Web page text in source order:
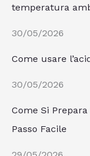
temperatura
30/05/2026
Come usare
30/05/2026
Come Si
Passo Facile